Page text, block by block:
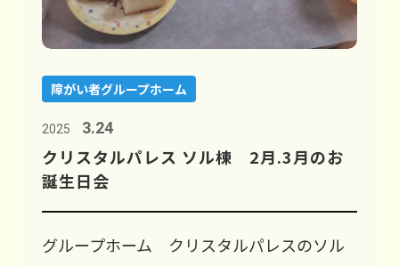
障がい者グループホーム
2025 3.24
クリスタルパレス ソル棟 2月.3月のお
誕生日会
グループホーム クリスタルパレスのソル